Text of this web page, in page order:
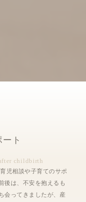
ト
児相談や子育てのサポ
後は、不安を抱えるも
会ってきましたが、産